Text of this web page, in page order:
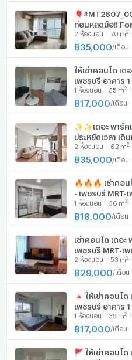
มีอินเตอร์เน็ตไร้สาย
เครื่องซักผ้า
ก่อนหลุดมือ‼️
2 ห้องนอน 70 m2
฿35,000 /เดือน
ให้เช่าคอนโด เด
เพชรบุรี อาคาร
ใกล้ โรงเรียนดอ
1 ห้องนอน 35 m2
฿17,000 /เดือน
✨✨เดอะ พาร์
ประหยัดเวลา เดิ
2 ห้องนอน 62 m2
฿35,000 /เดือน
🔥🔥🔥 เช่าคอนโด เดอะ พาร์คแลนด์ แกรนด์
- เพชรบุรี MRT-
กรุงเทพ CX-
1 ห้องนอน 36 m2
฿18,000 /เดือน
เช่าคอนโด เดอะ พาร์คแลนด์ แกรนด์ อโศก -
เพชรบุรี MRT-เ
กรุงเทพ CX-
2 ห้องนอน 53 m2
฿29,000 /เดือน
🔺 ให้เช่าคอนโ
เพชรบุรี อาคาร
ใกล้ โรงเรียนดอ
1 ห้องนอน 35 m2
฿17,000 /เดือน
🚩 ให้เช่าคอนโด